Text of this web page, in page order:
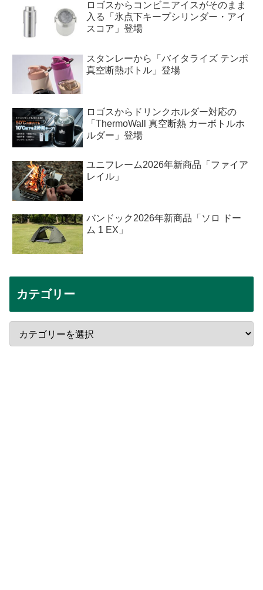
ロゴスからコンビニアイスがそのまま
入る「氷点下キープシリンダー・アイ
スコア」登場
スタンレーから「バイタライズ テンポ
真空断熱ボトル」登場
ロゴスからドリンクホルダー対応の
「ThermoWall 真空断熱 カーボトルホ
ルダー」登場
ユニフレーム2026年新商品「ファイア
レイル」
バンドック2026年新商品「ソロ ドー
ム 1 EX」
カテゴリー